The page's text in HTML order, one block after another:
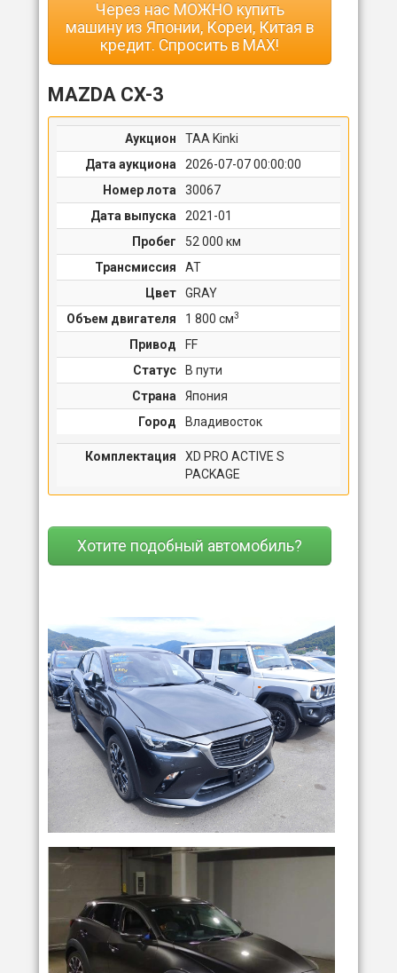
Через нас МОЖНО купить
машину из Японии, Кореи, Китая в
кредит. Спросить в MAX!
MAZDA CX-3
Аукцион
TAA Kinki
Дата аукциона
2026-07-07 00:00:00
Номер лота
30067
Дата выпуска
2021-01
Пробег
52 000 км
Трансмиссия
AT
Цвет
GRAY
Объем двигателя
1 800 cм3
Привод
FF
Статус
В пути
Страна
Япония
Город
Владивосток
Комплектация
XD PRO ACTIVE S
PACKAGE
Хотите подобный автомобиль?